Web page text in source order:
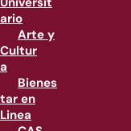
ario
Arte y
Cultur
a
Bienes
tar en
Linea